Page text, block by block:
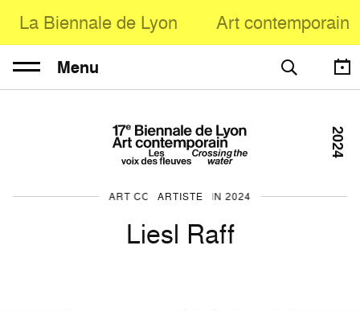
La Biennale de Lyon Art contemporain
Menu
ART CONTEMPORAIN 2024
ARTISTE
Liesl Raff
2024